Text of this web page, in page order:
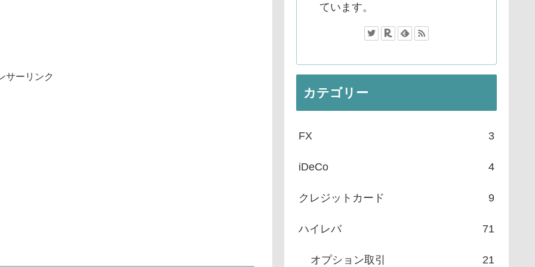
サーリンク
ています。
カテゴリー
FX 3
iDeCo 4
クレジットカード 9
ハイレバ 71
オプション取引 21